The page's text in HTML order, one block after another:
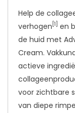
Help de
verhogen [1] en
de huid met
Cream.
actieve
voor zichtbare
van diepe